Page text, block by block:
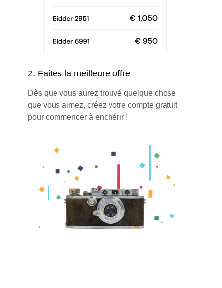
2. Faites la meilleure offre
Dès que vous aurez trouvé quelque chose
que vous aimez, créez votre compte gratuit
pour commencer à enchérir !